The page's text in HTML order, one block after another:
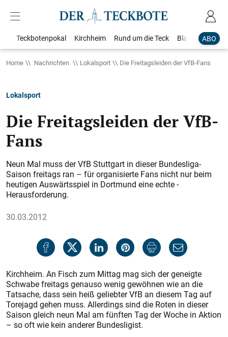
ABO
Teckbotenpokal Kirchheim Rund um die Teck Blaulicht
Home Nachrichten Lokalsport Die Freitagsleiden der VfB-Fans
Lokalsport
Die Freitagsleiden der VfB-
Fans
Neun Mal muss der VfB Stuttgart in dieser Bundesliga-
Saison freitags ran – für organisierte Fans nicht nur beim
heutigen Auswärtsspiel in Dortmund eine echte ­
Herausforderung.
30.03.2012
Kirchheim. An Fisch zum Mittag mag sich der geneigte
Schwabe freitags genauso wenig gewöhnen wie an die
Tatsache, dass sein heiß geliebter VfB an diesem Tag auf
Torejagd gehen muss. Allerdings sind die Roten in dieser
Saison gleich neun Mal am fünften Tag der Woche in Aktion
– so oft wie kein anderer Bundesligist.